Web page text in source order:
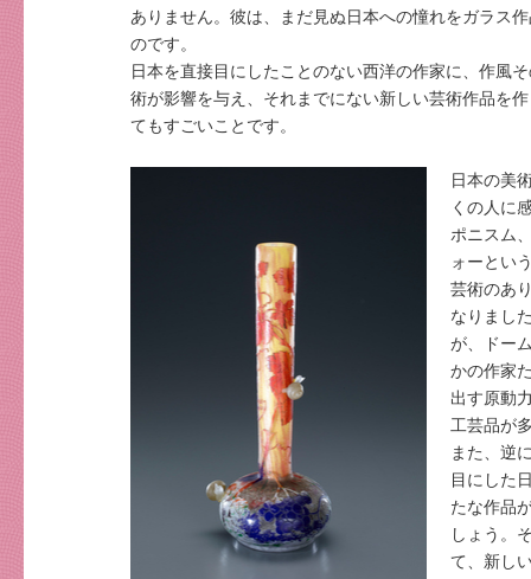
ありません。彼は、まだ見ぬ日本への憧れをガラス
のです。
日本を直接目にしたことのない西洋の作家に、作風
術が影響を与え、それまでにない新しい芸術作品を
てもすごいことです。
日本の美
くの人に
ポニスム
ォーとい
芸術のあ
なりまし
が、ドー
かの作家
出す原動
工芸品が
また、逆
目にした
たな作品
しょう。
て、新し